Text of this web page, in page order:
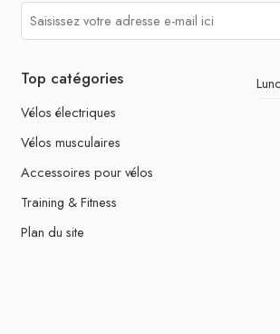
Top catégories
Vélos électriques
Vélos musculaires
Accessoires pour vélos
Training & Fitness
Plan du site